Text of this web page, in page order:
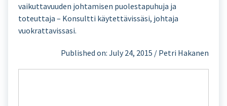
vaikuttavuuden johtamisen puolestapuhuja ja
toteuttaja – Konsultti käytettävissäsi, johtaja
vuokrattavissasi.
Published on: July 24, 2015 / Petri Hakanen